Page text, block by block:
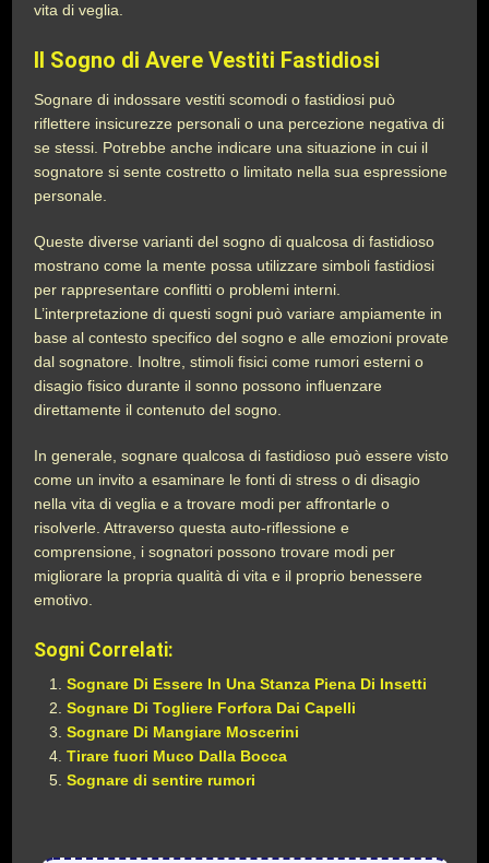
vita di veglia.
Il Sogno di Avere Vestiti Fastidiosi
Sognare di indossare vestiti scomodi o fastidiosi può
riflettere insicurezze personali o una percezione negativa di
se stessi. Potrebbe anche indicare una situazione in cui il
sognatore si sente costretto o limitato nella sua espressione
personale.
Queste diverse varianti del sogno di qualcosa di fastidioso
mostrano come la mente possa utilizzare simboli fastidiosi
per rappresentare conflitti o problemi interni.
L’interpretazione di questi sogni può variare ampiamente in
base al contesto specifico del sogno e alle emozioni provate
dal sognatore. Inoltre, stimoli fisici come rumori esterni o
disagio fisico durante il sonno possono influenzare
direttamente il contenuto del sogno.
In generale, sognare qualcosa di fastidioso può essere visto
come un invito a esaminare le fonti di stress o di disagio
nella vita di veglia e a trovare modi per affrontarle o
risolverle. Attraverso questa auto-riflessione e
comprensione, i sognatori possono trovare modi per
migliorare la propria qualità di vita e il proprio benessere
emotivo.
Sogni Correlati:
Sognare Di Essere In Una Stanza Piena Di Insetti
Sognare Di Togliere Forfora Dai Capelli
Sognare Di Mangiare Moscerini
Tirare fuori Muco Dalla Bocca
Sognare di sentire rumori